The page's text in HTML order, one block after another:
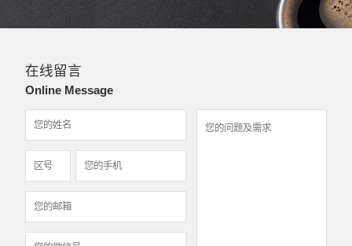
在线留言
Online Message